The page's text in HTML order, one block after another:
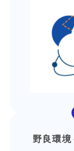
野良環